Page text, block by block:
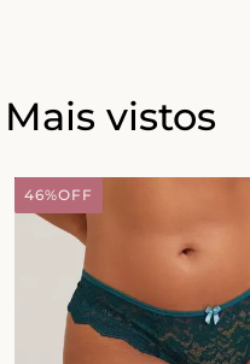
Mais vistos
46%OFF